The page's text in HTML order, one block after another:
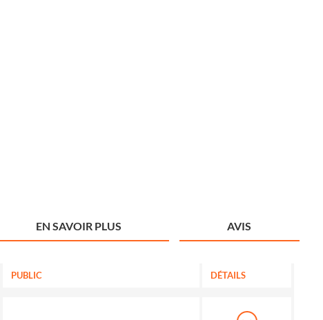
EN SAVOIR PLUS AVIS
PUBLIC DÉTAILS